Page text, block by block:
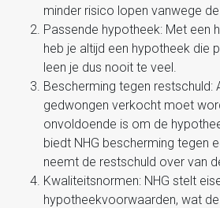
minder risico lopen vanwege
Passende hypotheek: Met een
heb je altijd een hypotheek die
leen je dus nooit te veel.
Bescherming tegen restschuld:
gedwongen verkocht moet
onvoldoende is om de
biedt NHG bescherming tegen
neemt de restschuld over van
Kwaliteitsnormen: NHG stelt
hypotheekvoorwaarden, wat